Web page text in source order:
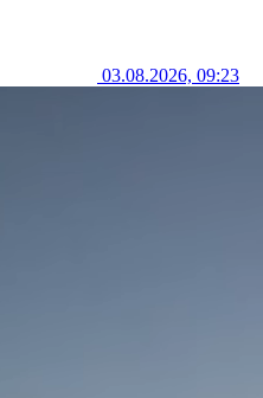
03.08.2026, 09:23